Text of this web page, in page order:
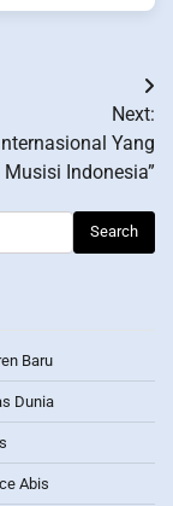
Next:
Yang
Indonesia”
Baru
Dunia
Abis